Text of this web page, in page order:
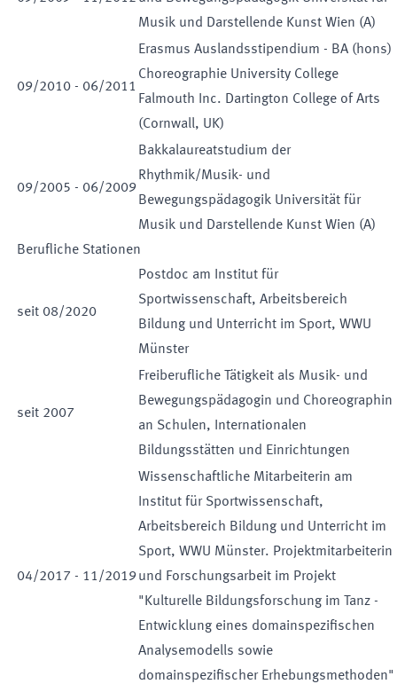
Musik und Darstellende Kunst Wien (A)
09/2010 - 06/2011
Erasmus Auslandsstipendium - BA (hons)
Choreographie University College
Falmouth Inc. Dartington College of Arts
(Cornwall, UK)
09/2005 - 06/2009
Bakkalaureatstudium der
Rhythmik/Musik- und
Bewegungspädagogik Universität für
Musik und Darstellende Kunst Wien (A)
Berufliche Stationen
seit 08/2020
Postdoc am Institut für
Sportwissenschaft, Arbeitsbereich
Bildung und Unterricht im Sport, WWU
Münster
seit 2007
Freiberufliche Tätigkeit als Musik- und
Bewegungspädagogin und Choreographin
an Schulen, Internationalen
Bildungsstätten und Einrichtungen
04/2017 - 11/2019
Wissenschaftliche Mitarbeiterin am
Institut für Sportwissenschaft,
Arbeitsbereich Bildung und Unterricht im
Sport, WWU Münster. Projektmitarbeiterin
und Forschungsarbeit im Projekt
"Kulturelle Bildungsforschung im Tanz -
Entwicklung eines domainspezifischen
Analysemodells sowie
domainspezifischer Erhebungsmethoden"